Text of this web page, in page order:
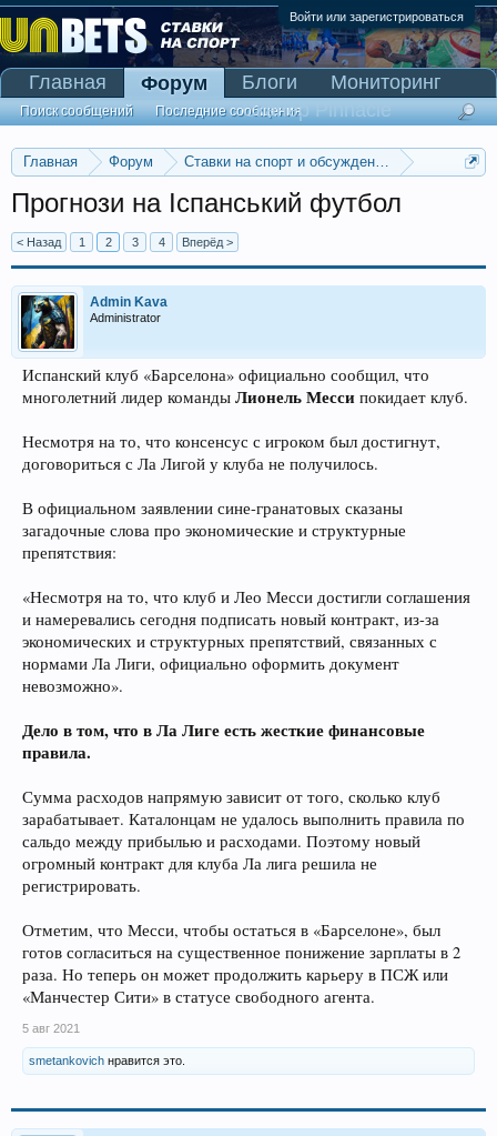
Войти или зарегистрироваться
Главная Форум
Ставки на спорт и обсуждение спортивных
Прогнози на Іспанський футбол
< Назад 1 2 3 4 Вперёд >
Admin Kava
Administrator
Испанский клуб «Барселона» официально сообщил, что
многолетний лидер команды Лионель Месси покидает клуб.
Несмотря на то, что консенсус с игроком был достигнут,
договориться с Ла Лигой у клуба не получилось.
В официальном заявлении сине-гранатовых сказаны
загадочные слова про экономические и структурные
препятствия:
«Несмотря на то, что клуб и Лео Месси достигли соглашения
и намеревались сегодня подписать новый контракт, из-за
экономических и структурных препятствий, связанных с
нормами Ла Лиги, официально оформить документ
невозможно».
Дело в том, что в Ла Лиге есть жесткие финансовые
правила.
Сумма расходов напрямую зависит от того, сколько клуб
зарабатывает. Каталонцам не удалось выполнить правила по
сальдо между прибылью и расходами. Поэтому новый
огромный контракт для клуба Ла лига решила не
регистрировать.
Отметим, что Месси, чтобы остаться в «Барселоне», был
готов согласиться на существенное понижение зарплаты в 2
раза. Но теперь он может продолжить карьеру в ПСЖ или
«Манчестер Сити» в статусе свободного агента.
5 авг 2021
smetankovich нравится это.
Главная Форум
Поиск сообщений Последние сообщения
Блоги
Мониторинг
Сканер Pinnacle